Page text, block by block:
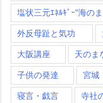
塩状三元ｴﾈﾙｷﾞｰ”海の
外反母趾と気功
大阪講座 天のま
子供の発達 宮城
寝言・戯言 寺社